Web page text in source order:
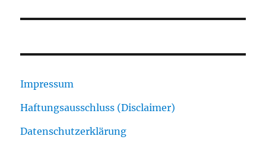
Impressum
Haftungsausschluss (Disclaimer)
Datenschutzerklärung